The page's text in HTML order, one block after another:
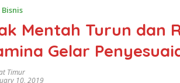
Mentah Turun dan
Gelar
Timur
10, 2019